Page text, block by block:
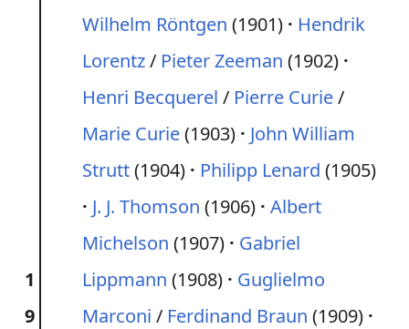
1
9
Wilhelm Röntgen (1901)
Hendrik
Lorentz/ Pieter Zeeman (1902)
Henri Becquerel / Pierre Curie/
Marie Curie(1903)
John William
Strutt(1904) Philipp Lenard (1905)
J. J. Thomson (1906) Albert
Michelson (1907)
Gabriel
Lippmann (1908)
Guglielmo
Marconi / Ferdinand Braun (1909)